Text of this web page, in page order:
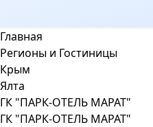
Главная
Регионы и Гостиницы
Крым
Ялта
ГК "ПАРК-ОТЕЛЬ МАРАТ"
ГК "ПАРК-ОТЕЛЬ МАРАТ"